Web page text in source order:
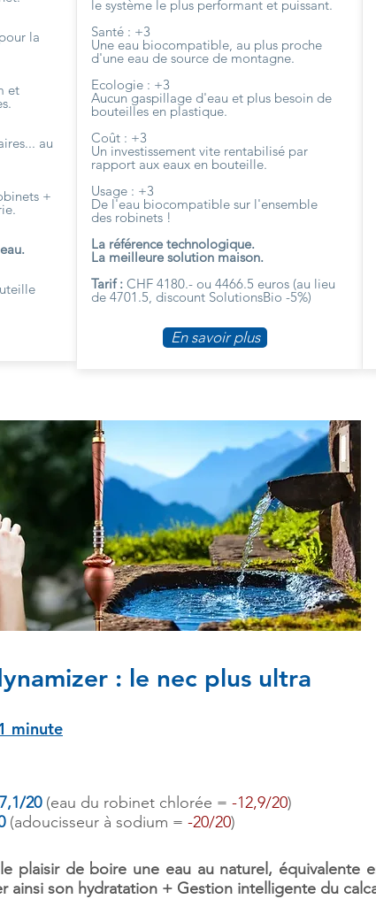
la
et
au
+
le système le plus performant et puissant.
Santé : +3
Une eau biocompatible, au plus proche
d'une eau de source de montagne.
Ecologie : +3
Aucun gaspillage d'eau et plus besoin de
bouteilles en plastique.
Coût : +3
Un investissement vite rentabilisé par
rapport aux eaux en bouteille.
Usage : +3
De l'eau biocompatible sur l'ensemble
des robinets !
La référence technologique.
La meilleure solution maison.
Tarif : CHF 4180.- ou 4466.5 euros (au lieu
de 4701.5, discount SolutionsBio -5%)
En savoir plus
: le nec plus ultra
minute
20 (eau du robinet chlorée = -12,9/20)
(adoucisseur à sodium = -20/20)
plaisir de boire une eau au naturel, équivalente
ainsi son hydratation + Gestion intelligente du